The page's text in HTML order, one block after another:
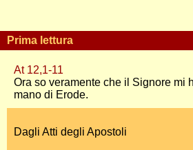
Prima lettura
At 12,1-11
Ora so veramente che il Signore mi
mano di Erode.
Dagli Atti degli Apostoli